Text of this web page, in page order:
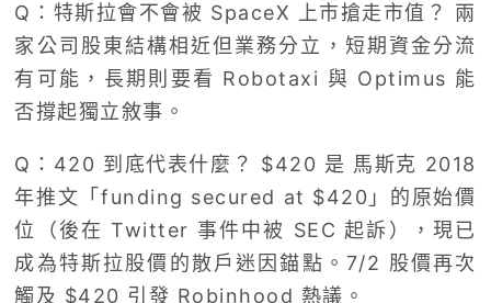
Q：特斯拉會不會被 SpaceX 上市搶走市值？ 兩
家公司股東結構相近但業務分立，短期資金分流
有可能，長期則要看 Robotaxi 與 Optimus 能
否撐起獨立敘事。
Q：420 到底代表什麼？ $420 是 馬斯克 2018
年推文「funding secured at $420」的原始價
位（後在 Twitter 事件中被 SEC 起訴），現已
成為特斯拉股價的散戶迷因錨點。7/2 股價再次
觸及 $420 引發 Robinhood 熱議。